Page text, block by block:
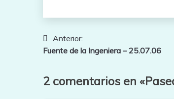
Navegación
de
entradas
Anterior:
Fuente de la Ingeniera – 25.07.06
2 comentarios en «